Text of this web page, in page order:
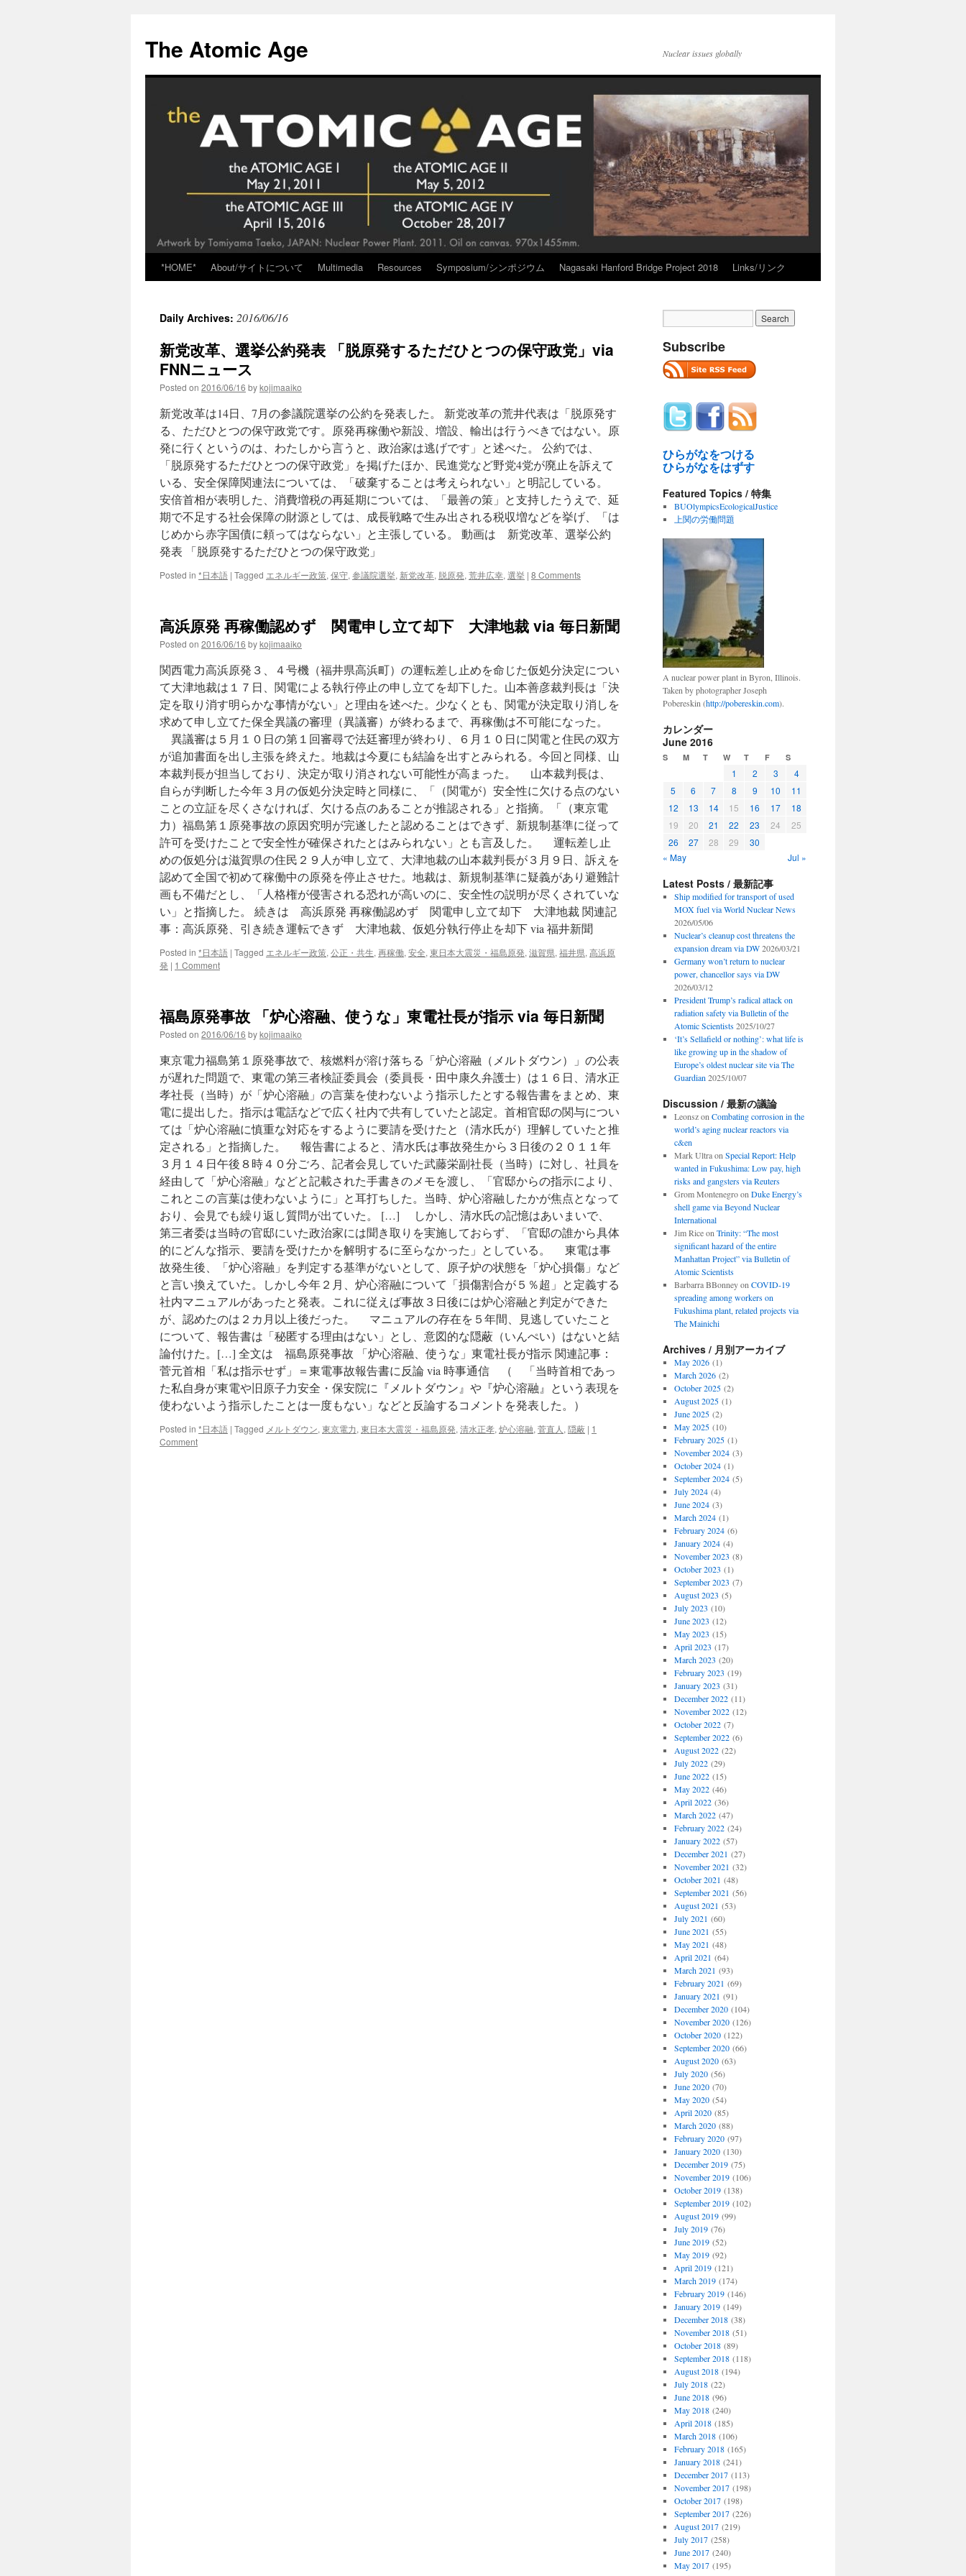
content
The Atomic Age Nuclear issues globally
*HOME* About/サイトについて Multimedia Resources Symposium/シンポジウム Nagasaki Hanford Bridge Project 2018 Links/リンク
Daily Archives: 2016/06/16
新党改革、選挙公約発表 「脱原発するただひとつの保守政党」via
FNNニュース
Posted on 2016/06/16 bykojimaaiko
新党改革は14日、7月の参議院選挙の公約を発表した。 新党改革の荒井代表は「脱原発す
る、ただひとつの保守政党です。原発再稼働や新設、増設、輸出は行うべきではない。原
発に行くというのは、わたしから言うと、政治家は逃げです」と述べた。 公約では、
「脱原発するただひとつの保守政党」を掲げたほか、民進党など野党4党が廃止を訴えて
いる、安全保障関連法については、「破棄することは考えられない」と明記している。
安倍首相が表明した、消費増税の再延期については、「最善の策」と支持したうえで、延
期で不足する社会保障の財源としては、成長戦略で生み出される税収増などを挙げ、「は
じめから赤字国債に頼ってはならない」と主張している。 動画は 新党改革、選挙公約
発表 「脱原発するただひとつの保守政党」
Posted in *日本語 | Tagged エネルギー政策, 保守, 参議院選挙, 新党改革, 脱原発, 荒井広幸, 選挙 | 8 Comments
高浜原発 再稼働認めず 関電申し立て却下 大津地裁 via 毎日新聞
Posted on 2016/06/16 bykojimaaiko
関西電力高浜原発３、４号機（福井県高浜町）の運転差し止めを命じた仮処分決定につい
て大津地裁は１７日、関電による執行停止の申し立てを却下した。山本善彦裁判長は「決
定を取り消す明らかな事情がない」と理由を述べた。少なくとも、関電が決定取り消しを
求めて申し立てた保全異議の審理（異議審）が終わるまで、再稼働は不可能になった。
異議審は５月１０日の第１回審尋で法廷審理が終わり、６月１０日に関電と住民の双方
が追加書面を出し主張を終えた。地裁は今夏にも結論を出すとみられる。今回と同様、山
本裁判長が担当しており、決定が取り消されない可能性が高まった。 山本裁判長は、
自らが判断した今年３月の仮処分決定時と同様に、「（関電が）安全性に欠ける点のない
ことの立証を尽くさなければ、欠ける点のあることが推認される」と指摘。「（東京電
力）福島第１原発事故の原因究明が完遂したと認めることはできず、新規制基準に従って
許可を受けたことで安全性が確保されたとはみられない」とも言及した。 運転差し止
めの仮処分は滋賀県の住民２９人が申し立て、大津地裁の山本裁判長が３月９日、訴えを
認めて全国で初めて稼働中の原発を停止させた。地裁は、新規制基準に疑義があり避難計
画も不備だとし、「人格権が侵害される恐れが高いのに、安全性の説明が尽くされていな
い」と指摘した。 続きは 高浜原発 再稼働認めず 関電申し立て却下 大津地裁 関連記
事：高浜原発、引き続き運転できず 大津地裁、仮処分執行停止を却下 via 福井新聞
Posted in *日本語 | Tagged エネルギー政策, 公正・共生, 再稼働, 安全, 東日本大震災・福島原発, 滋賀県, 福井県, 高浜原
発 | 1 Comment
福島原発事故 「炉心溶融、使うな」東電社長が指示 via 毎日新聞
Posted on 2016/06/16 bykojimaaiko
東京電力福島第１原発事故で、核燃料が溶け落ちる「炉心溶融（メルトダウン）」の公表
が遅れた問題で、東電の第三者検証委員会（委員長・田中康久弁護士）は１６日、清水正
孝社長（当時）が「炉心溶融」の言葉を使わないよう指示したとする報告書をまとめ、東
電に提出した。指示は電話などで広く社内で共有していたと認定。首相官邸の関与につい
ては「炉心溶融に慎重な対応をするように要請を受けたと（清水氏が）理解していたと推
定される」と指摘した。 報告書によると、清水氏は事故発生から３日後の２０１１年
３月１４日午後８時４０分ごろ、記者会見していた武藤栄副社長（当時）に対し、社員を
経由して「炉心溶融」などと記載された手書きのメモを渡し、「官邸からの指示により、
これとこの言葉は使わないように」と耳打ちした。当時、炉心溶融したかが焦点となって
おり、会見でも繰り返し質問が出ていた。 […] しかし、清水氏の記憶はあいまいで、
第三者委は当時の官邸にいた政治家には聞き取りを実施しておらず、「官邸の誰から具体
的にどんな指示、要請を受けたかを解明するに至らなかった」としている。 東電は事
故発生後、「炉心溶融」を判定する基準がないとして、原子炉の状態を「炉心損傷」など
と言い換えていた。しかし今年２月、炉心溶融について「損傷割合が５％超」と定義する
社内マニュアルがあったと発表。これに従えば事故３日後には炉心溶融と判定ができた
が、認めたのは２カ月以上後だった。 マニュアルの存在を５年間、見逃していたこと
について、報告書は「秘匿する理由はない」とし、意図的な隠蔽（いんぺい）はないと結
論付けた。[…] 全文は 福島原発事故 「炉心溶融、使うな」東電社長が指示 関連記事：
菅元首相「私は指示せず」＝東電事故報告書に反論 via 時事通信 （ 「当時首相であっ
た私自身が東電や旧原子力安全・保安院に『メルトダウン』や『炉心溶融』という表現を
使わないよう指示したことは一度もない」などと反論するコメントを発表した。）
Posted in *日本語 | Tagged メルトダウン, 東京電力, 東日本大震災・福島原発, 清水正孝, 炉心溶融, 菅直人 , 隠蔽 | 1
Comment
Subscribe
ひらがなをつける
ひらがなをはずす
Featured Topics / 特集
BUOlympicsEcologicalJustice
上関の労働問題
A nuclear power plant in Byron, Illinois.
Taken by photographer Joseph
Pobereskin (http://pobereskin.com).
カレンダー
June 2016
S M T W T F S
1 2 3
4
5
6 7 8 9 10
11
12
13 14 15 16 17
18
19
20 21 22 23 24
25
26
27 28 29
30
« May
Jul »
Latest Posts / 最新記事
Ship modified for transport of used
MOX fuel via World Nuclear News
2026/05/06
Nuclear’s cleanup cost threatens the
expansion dream via DW 2026/03/21
Germany won’t return to nuclear
power, chancellor says via DW
2026/03/12
President Trump’s radical attack on
radiation safety via Bulletin of the
Atomic Scientists 2025/10/27
‘It’s Sellafield or nothing’: what life is
like growing up in the shadow of
Europe’s oldest nuclear site via The
Guardian 2025/10/07
Discussion / 最新の議論
Leonszon Combating corrosion in the
world’s aging nuclear reactors via
c&en
Mark Ultraon Special Report: Help
wanted in Fukushima: Low pay, high
risks and gangsters via Reuters
Grom Montenegroon Duke Energy’s
shell game via Beyond Nuclear
International
Jim Riceon Trinity: “The most
significant hazard of the entire
Manhattan Project” via Bulletin of
Atomic Scientists
Barbarra BBonneyon COVID-19
spreading among workers on
Fukushima plant, related projects via
The Mainichi
Archives / 月別アーカイブ
May 2026(1)
March 2026(2)
October 2025(2)
August 2025(1)
June 2025(2)
May 2025(10)
February 2025(1)
November 2024(3)
October 2024(1)
September 2024(5)
July 2024(4)
June 2024(3)
March 2024(1)
February 2024(6)
January 2024(4)
November 2023 (8)
October 2023 (1)
September 2023 (7)
August 2023 (5)
July 2023 (10)
June 2023 (12)
May 2023 (15)
April 2023 (17)
March 2023 (20)
February 2023 (19)
January 2023 (31)
December 2022(11)
November 2022(12)
October 2022(7)
September 2022(6)
August 2022(22)
July 2022(29)
June 2022(15)
May 2022(46)
April 2022(36)
March 2022(47)
February 2022(24)
January 2022(57)
December 2021 (27)
November 2021 (32)
October 2021 (48)
September 2021 (56)
August 2021 (53)
July 2021 (60)
June 2021 (55)
May 2021 (48)
April 2021 (64)
March 2021 (93)
February 2021 (69)
January 2021 (91)
December 2020(104)
November 2020(126)
October 2020(122)
September 2020(66)
August 2020(63)
July 2020(56)
June 2020(70)
May 2020(54)
April 2020(85)
March 2020(88)
February 2020(97)
January 2020(130)
December 2019(75)
November 2019(106)
October 2019(138)
September 2019(102)
August 2019(99)
July 2019(76)
June 2019(52)
May 2019(92)
April 2019(121)
March 2019(174)
February 2019(146)
January 2019(149)
December 2018(38)
November 2018(51)
October 2018(89)
September 2018(118)
August 2018(194)
July 2018(22)
June 2018(96)
May 2018(240)
April 2018(185)
March 2018(106)
February 2018(165)
January 2018(241)
December 2017(113)
November 2017(198)
October 2017(198)
September 2017(226)
August 2017(219)
July 2017(258)
June 2017(240)
May 2017(195)